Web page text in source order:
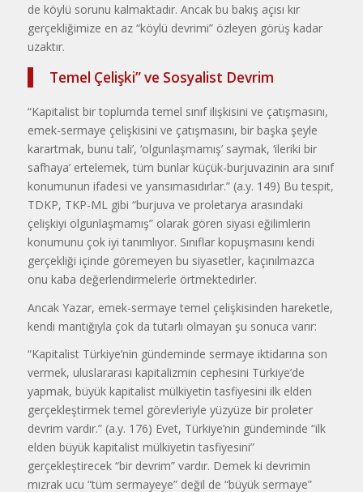
de köylü sorunu kalmaktadır. Ancak bu bakış açısı kır
gerçekliğimize en az “köylü devrimi” özleyen görüş kadar
uzaktır.
Temel Çelişki” ve Sosyalist Devrim
“Kapitalist bir toplumda temel sınıf ilişkisini ve çatışmasını,
emek-sermaye çelişkisini ve çatışmasını, bir başka şeyle
karartmak, bunu tali’, ‘olgunlaşmamış’ saymak, ‘ileriki bir
safhaya’ ertelemek, tüm bunlar küçük-burjuvazinin ara sınıf
konumunun ifadesi ve yansımasıdırlar.” (a.y. 149) Bu tespit,
TDKP, TKP-ML gibi “burjuva ve proletarya arasındaki
çelişkiyi olgunlaşmamış” olarak gören siyasi eğilimlerin
konumunu çok iyi tanımlıyor. Sınıflar kopuşmasını kendi
gerçekliği içinde göremeyen bu siyasetler, kaçınılmazca
onu kaba değerlendirmelerle örtmektedirler.
Ancak Yazar, emek-sermaye temel çelişkisinden hareketle,
kendi mantığıyla çok da tutarlı olmayan şu sonuca varır:
“Kapitalist Türkiye’nin gündeminde sermaye iktidarına son
vermek, uluslararası kapitalizmin cephesini Türkiye’de
yapmak, büyük kapitalist mülkiyetin tasfiyesini ilk elden
gerçekleştirmek temel görevleriyle yüzyüze bir proleter
devrim vardır.” (a.y. 176) Evet, Türkiye’nin gündeminde “ilk
elden büyük kapitalist mülkiyetin tasfiyesini”
gerçekleştirecek “bir devrim” vardır. Demek ki devrimin
mızrak ucu “tüm sermayeye” değil de “büyük sermaye”